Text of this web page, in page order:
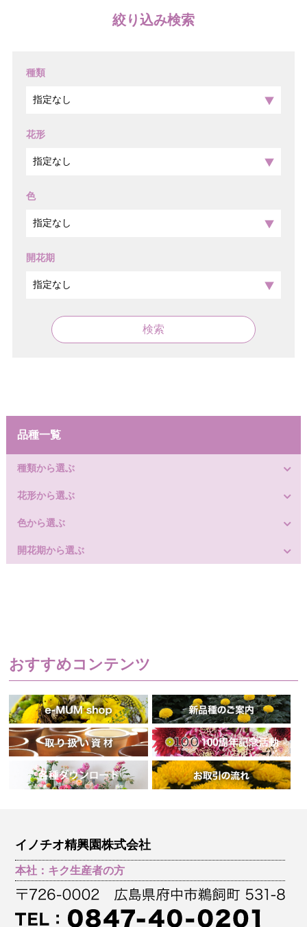
絞り込み検索
種類
花形
色
開花期
検索
品種一覧
種類から選ぶ
花形から選ぶ
色から選ぶ
開花期から選ぶ
おすすめコンテンツ
イノチオ精興園株式会社
本社：キク生産者の方